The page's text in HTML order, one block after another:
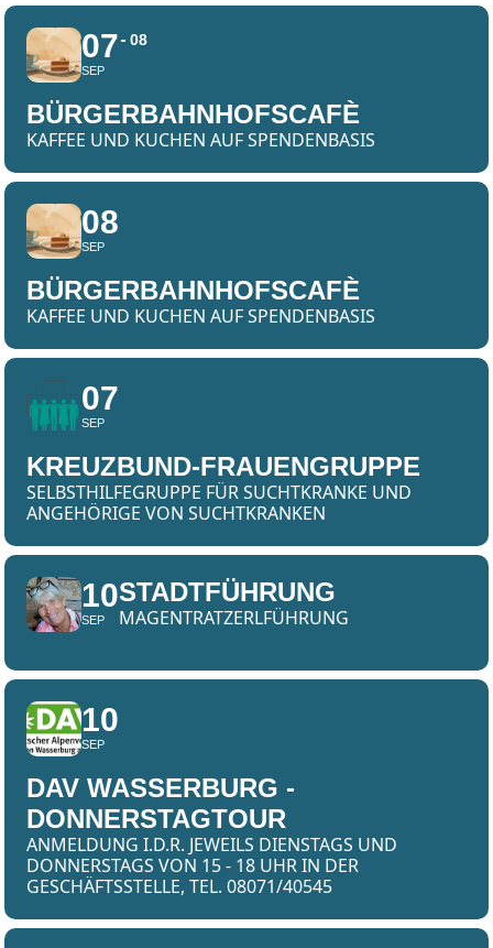
07
SEP
08
BÜRGERBAHNHOFSCAFÈ
KAFFEE UND KUCHEN AUF SPENDENBASIS
08
SEP
BÜRGERBAHNHOFSCAFÈ
KAFFEE UND KUCHEN AUF SPENDENBASIS
07
SEP
KREUZBUND-FRAUENGRUPPE
SELBSTHILFEGRUPPE FÜR SUCHTKRANKE UND
ANGEHÖRIGE VON SUCHTKRANKEN
10
SEP
STADTFÜHRUNG
MAGENTRATZERLFÜHRUNG
10
SEP
DAV WASSERBURG -
DONNERSTAGTOUR
ANMELDUNG I.D.R. JEWEILS DIENSTAGS UND
DONNERSTAGS VON 15 - 18 UHR IN DER
GESCHÄFTSSTELLE, TEL. 08071/40545